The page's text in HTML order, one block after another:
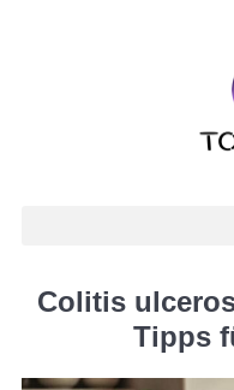
Colitis
Tipps